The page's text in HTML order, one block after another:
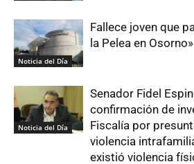
Noticia del Día
Fallece joven que
la Pelea en Osorno»
Noticia del Día
Senador Fidel
confirmación de
Fiscalía por
violencia
existió violencia